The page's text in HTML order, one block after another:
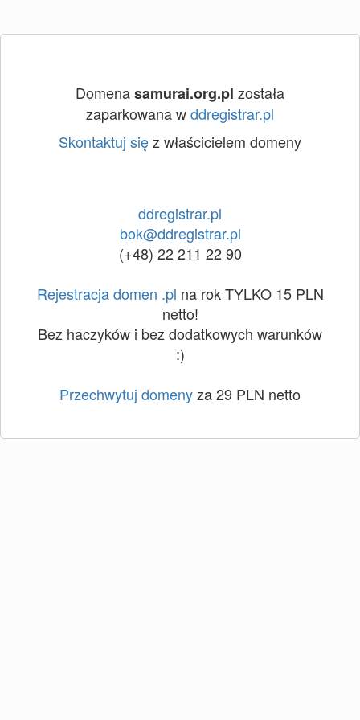
Domenasamurai.org.pl została
zaparkowana wddregistrar.pl
Skontaktuj sięz właścicielem domeny
ddregistrar.pl
bok@ddregistrar.pl
(+48) 22 211 22 90
Rejestracja domen .pl na rok TYLKO 15 PLN
netto!
Bez haczyków i bez dodatkowych warunków
:)
Przechwytuj domenyza 29 PLN netto